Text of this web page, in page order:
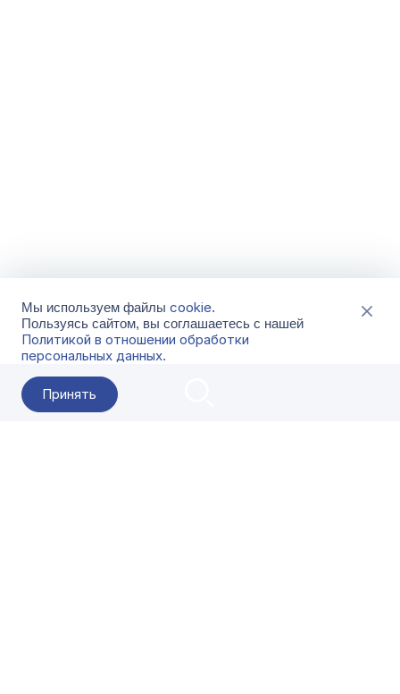
Мы используем файлы cookie.
Пользуясь сайтом, вы соглашаетесь с нашей
Политикой в отношении обработки
персональных данных.
Принять